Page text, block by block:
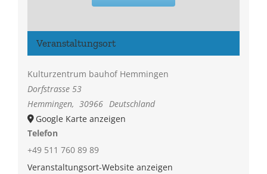
Veranstaltungsort
Kulturzentrum bauhof Hemmingen
Dorfstrasse 53
Hemmingen, 30966 Deutschland
Google Karte anzeigen
Telefon
+49 511 760 89 89
Veranstaltungsort-Website anzeigen